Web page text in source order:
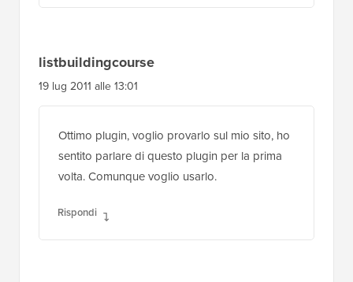
listbuildingcourse
19 lug 2011 alle 13:01
Ottimo plugin, voglio provarlo sul mio sito, ho
sentito parlare di questo plugin per la prima
volta. Comunque voglio usarlo.
Rispondi